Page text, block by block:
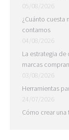
05/08/2026
¿Cuánto cuesta
contamos
04/08/2026
La estrategia
marcas
03/08/2026
Herramientas
24/07/2026
Cómo crear